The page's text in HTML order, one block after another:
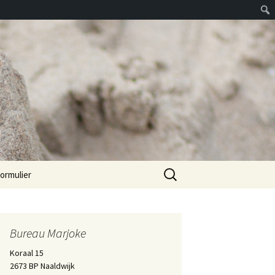
Zoeken
naar:
Bureau Marjoke
Koraal 15
2673 BP Naaldwijk